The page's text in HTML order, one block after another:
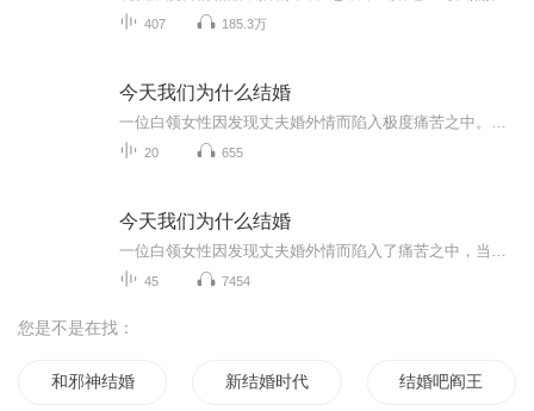
407 185.3万
今天我们为什么结婚
20 655
今天我们为什么结婚
45 7454
您是不是在找：
和邪神结婚后 新结婚时代 结婚吧阎王大人